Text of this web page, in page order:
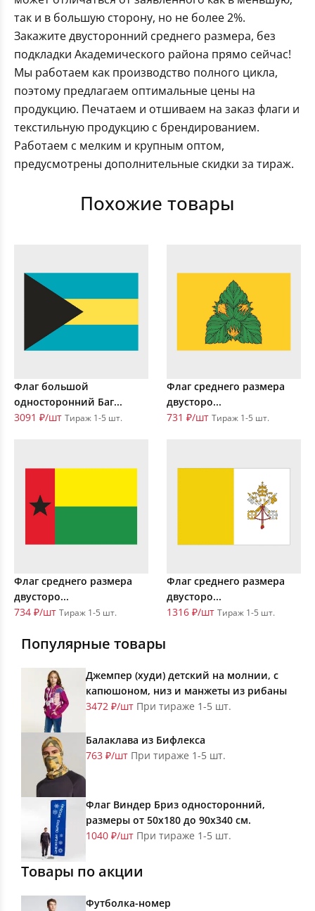
так и в большую сторону, но не более 2%.
Закажите двусторонний среднего размера, без
подкладки Академического района прямо сейчас!
Мы работаем как производство полного цикла,
поэтому предлагаем оптимальные цены на
продукцию. Печатаем и отшиваем на заказ флаги и
текстильную продукцию с брендированием.
Работаем с мелким и крупным оптом,
предусмотрены дополнительные скидки за тираж.
Похожие товары
Флаг большой
односторонний Баг...
3091 ₽/шт Тираж 1-5 шт.
Флаг среднего размера
двусторо...
731 ₽/шт Тираж 1-5 шт.
Флаг среднего размера
двусторо...
734 ₽/шт Тираж 1-5 шт.
Флаг среднего размера
двусторо...
1316 ₽/шт Тираж 1-5 шт.
Популярные товары
Джемпер (худи) детский на молнии, с
капюшоном, низ и манжеты из рибаны
3472 ₽/шт При тираже 1-5 шт.
Балаклава из Бифлекса
763 ₽/шт При тираже 1-5 шт.
Флаг Виндер Бриз односторонний,
размеры от 50х180 до 90х340 см.
1040 ₽/шт При тираже 1-5 шт.
Товары по акции
Футболка-номер